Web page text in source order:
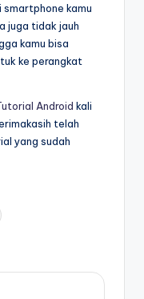
kamu
juga tidak jauh
kamu bisa
ke perangkat
Android kali
telah
yang sudah